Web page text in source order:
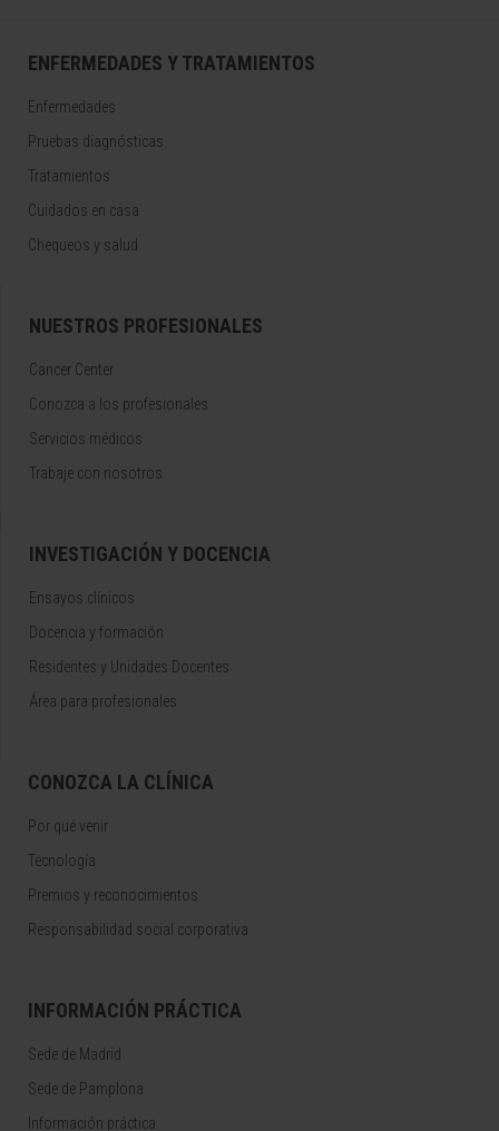
ENFERMEDADES Y TRATAMIENTOS
Enfermedades
Pruebas diagnósticas
Tratamientos
Cuidados en casa
Chequeos y salud
NUESTROS PROFESIONALES
Cancer Center
Conozca a los profesionales
Servicios médicos
Trabaje con nosotros
INVESTIGACIÓN Y DOCENCIA
Ensayos clínicos
Docencia y formación
Residentes y Unidades Docentes
Área para profesionales
CONOZCA LA CLÍNICA
Por qué venir
Tecnología
Premios y reconocimientos
Responsabilidad social corporativa
INFORMACIÓN PRÁCTICA
Sede de Madrid
Sede de Pamplona
Información práctica